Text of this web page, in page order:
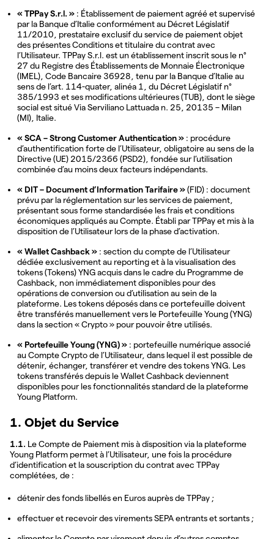
« TPPay S.r.l. » : Établissement de paiement agréé et supervisé
par la Banque d’Italie conformément au Décret Législatif
11/2010, prestataire exclusif du service de paiement objet
des présentes Conditions et titulaire du contrat avec
l’Utilisateur. TPPay S.r.l. est un établissement inscrit sous le n°
27 du Registre des Établissements de Monnaie Électronique
(IMEL), Code Bancaire 36928, tenu par la Banque d’Italie au
sens de l’art. 114-quater, alinéa 1, du Décret Législatif n°
385/1993 et ses modifications ultérieures (TUB), dont le siège
social est situé Via Serviliano Lattuada n. 25, 20135 – Milan
(MI), Italie.
« SCA – Strong Customer Authentication » : procédure
d’authentification forte de l’Utilisateur, obligatoire au sens de la
Directive (UE) 2015/2366 (PSD2), fondée sur l’utilisation
combinée d’au moins deux facteurs indépendants.
« DIT – Document d’Information Tarifaire »(FID) : document
prévu par la réglementation sur les services de paiement,
présentant sous forme standardisée les frais et conditions
économiques appliqués au Compte. Établi par TPPay et mis à la
disposition de l’Utilisateur lors de la phase d’activation.
« Wallet Cashback » : section du compte de l’Utilisateur
dédiée exclusivement au reporting et à la visualisation des
tokens (Tokens) YNG acquis dans le cadre du Programme de
Cashback, non immédiatement disponibles pour des
opérations de conversion ou d’utilisation au sein de la
plateforme. Les tokens déposés dans ce portefeuille doivent
être transférés manuellement vers le Portefeuille Young (YNG)
dans la section « Crypto » pour pouvoir être utilisés.
« Portefeuille Young (YNG) » : portefeuille numérique associé
au Compte Crypto de l’Utilisateur, dans lequel il est possible de
détenir, échanger, transférer et vendre des tokens YNG. Les
tokens transférés depuis le Wallet Cashback deviennent
disponibles pour les fonctionnalités standard de la plateforme
Young Platform.
1. Objet du Service
1.1. Le Compte de Paiement mis à disposition via la plateforme
Young Platform permet à l’Utilisateur, une fois la procédure
d’identification et la souscription du contrat avec TPPay
complétées, de :
détenir des fonds libellés en Euros auprès de TPPay ;
effectuer et recevoir des virements SEPA entrants et sortants ;